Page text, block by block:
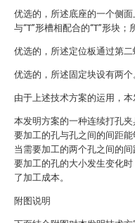
优选的，所述底座的一个侧
与“T”形槽相配合的“T”形块
优选的，所述定位板通过第二
优选的，所述固定块设有两个
由于上述技术方案的运用，
本发明方案的一种连续打孔
要加工的孔与孔之间的间距
当需要加工的两个孔之间的
要加工的孔的大小发生变化
了加工成本。
附图说明